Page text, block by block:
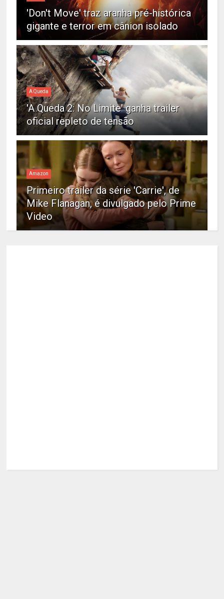
'Don't Move' traz aranha pré-histórica
gigante e terror em cânion isolado
A Queda
'A Queda 2: No Limite' ganha trailer
oficial repleto de tensão
Amazon
Primeiro trailer da série 'Carrie', de
Mike Flanagan, é divulgado pelo Prime
Video